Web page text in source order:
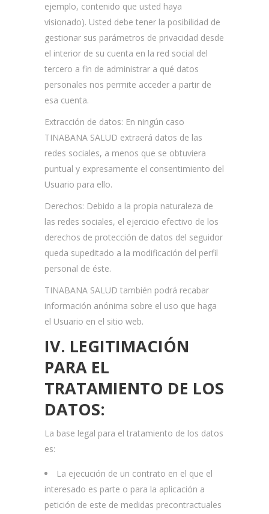
ejemplo, contenido que usted haya
visionado). Usted debe tener la posibilidad de
gestionar sus parámetros de privacidad desde
el interior de su cuenta en la red social del
tercero a fin de administrar a qué datos
personales nos permite acceder a partir de
esa cuenta.
Extracción de datos: En ningún caso
TINABANA SALUD extraerá datos de las
redes sociales, a menos que se obtuviera
puntual y expresamente el consentimiento del
Usuario para ello.
Derechos: Debido a la propia naturaleza de
las redes sociales, el ejercicio efectivo de los
derechos de protección de datos del seguidor
queda supeditado a la modificación del perfil
personal de éste.
TINABANA SALUD también podrá recabar
información anónima sobre el uso que haga
el Usuario en el sitio web.
IV. LEGITIMACIÓN
PARA EL
TRATAMIENTO DE LOS
DATOS:
La base legal para el tratamiento de los datos
es:
La ejecución de un contrato en el que el
interesado es parte o para la aplicación a
petición de este de medidas precontractuales